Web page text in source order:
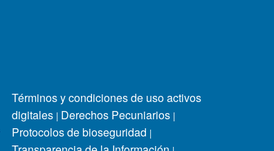
Términos y condiciones de uso activos
digitales | Derechos Pecuniarios |
Protocolos de bioseguridad |